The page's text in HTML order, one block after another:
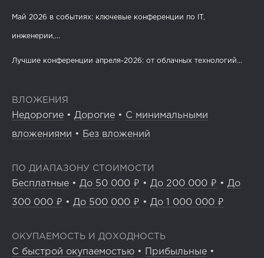
Май 2026 в событиях: ключевые конференции по IT,
инженерии,...
Лучшие конференции апреля-2026: от облачных технологий...
ВЛОЖЕНИЯ
Недорогие • Дорогие • С минимальными
вложениями • Без вложений
ПО ДИАПАЗОНУ СТОИМОСТИ
Бесплатные • До 50 000 ₽ • До 200 000 ₽ • До
300 000 ₽ • До 500 000 ₽ • До 1 000 000 ₽
ОКУПАЕМОСТЬ И ДОХОДНОСТЬ
С быстрой окупаемостью • Прибыльные •